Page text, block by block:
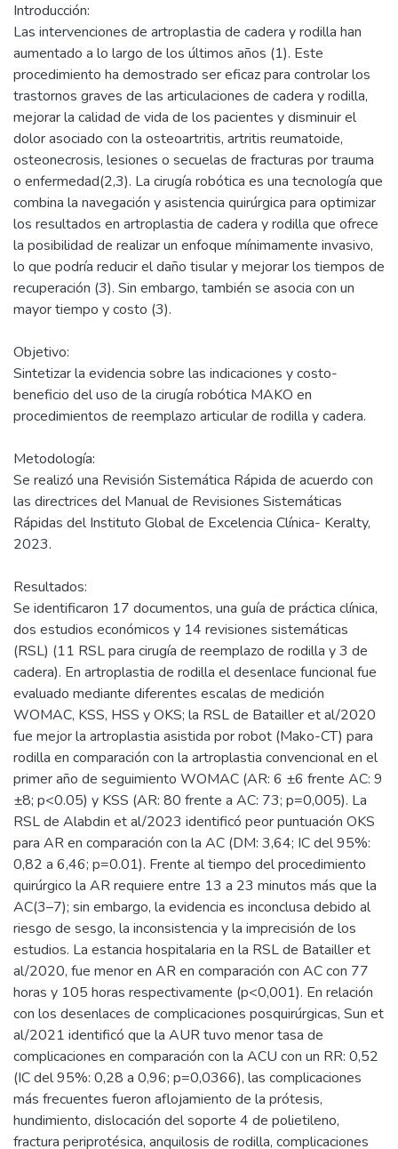
Introducción:
Las intervenciones de artroplastia de cadera y rodilla han
aumentado a lo largo de los últimos años (1). Este
procedimiento ha demostrado ser eficaz para controlar los
trastornos graves de las articulaciones de cadera y rodilla,
mejorar la calidad de vida de los pacientes y disminuir el
dolor asociado con la osteoartritis, artritis reumatoide,
osteonecrosis, lesiones o secuelas de fracturas por trauma
o enfermedad(2,3). La cirugía robótica es una tecnología que
combina la navegación y asistencia quirúrgica para optimizar
los resultados en artroplastia de cadera y rodilla que ofrece
la posibilidad de realizar un enfoque mínimamente invasivo,
lo que podría reducir el daño tisular y mejorar los tiempos de
recuperación (3). Sin embargo, también se asocia con un
mayor tiempo y costo (3).
Objetivo:
Sintetizar la evidencia sobre las indicaciones y costo-
beneficio del uso de la cirugía robótica MAKO en
procedimientos de reemplazo articular de rodilla y cadera.
Metodología:
Se realizó una Revisión Sistemática Rápida de acuerdo con
las directrices del Manual de Revisiones Sistemáticas
Rápidas del Instituto Global de Excelencia Clínica- Keralty,
2023.
Resultados:
Se identificaron 17 documentos, una guía de práctica clínica,
dos estudios económicos y 14 revisiones sistemáticas
(RSL) (11 RSL para cirugía de reemplazo de rodilla y 3 de
cadera). En artroplastia de rodilla el desenlace funcional fue
evaluado mediante diferentes escalas de medición
WOMAC, KSS, HSS y OKS; la RSL de Batailler et al/2020
fue mejor la artroplastia asistida por robot (Mako-CT) para
rodilla en comparación con la artroplastia convencional en el
primer año de seguimiento WOMAC (AR: 6 ±6 frente AC: 9
±8; p<0.05) y KSS (AR: 80 frente a AC: 73; p=0,005). La
RSL de Alabdin et al/2023 identificó peor puntuación OKS
para AR en comparación con la AC (DM: 3,64; IC del 95%:
0,82 a 6,46; p=0.01). Frente al tiempo del procedimiento
quirúrgico la AR requiere entre 13 a 23 minutos más que la
AC(3–7); sin embargo, la evidencia es inconclusa debido al
riesgo de sesgo, la inconsistencia y la imprecisión de los
estudios. La estancia hospitalaria en la RSL de Batailler et
al/2020, fue menor en AR en comparación con AC con 77
horas y 105 horas respectivamente (p<0,001). En relación
con los desenlaces de complicaciones posquirúrgicas, Sun et
al/2021 identificó que la AUR tuvo menor tasa de
complicaciones en comparación con la ACU con un RR: 0,52
(IC del 95%: 0,28 a 0,96; p=0,0366), las complicaciones
más frecuentes fueron aflojamiento de la prótesis,
hundimiento, dislocación del soporte 4 de polietileno,
fractura periprotésica, anquilosis de rodilla, complicaciones